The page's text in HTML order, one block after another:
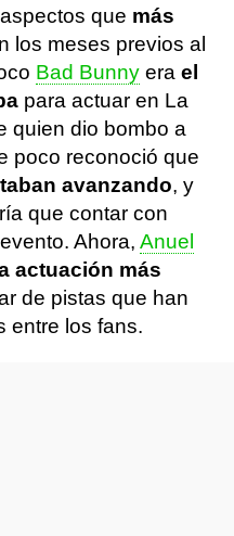
que más
los meses previos al
Bad Bunny era el
para actuar en La
quien dio bombo a
poco reconoció que
avanzando, y
que contar con
Ahora, Anuel
actuación más
de pistas que han
entre los fans.